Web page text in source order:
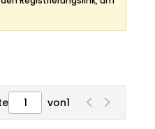
von1